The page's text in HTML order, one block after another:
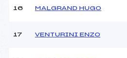
16 MALGRAND HUGO
17 VENTURINI ENZO